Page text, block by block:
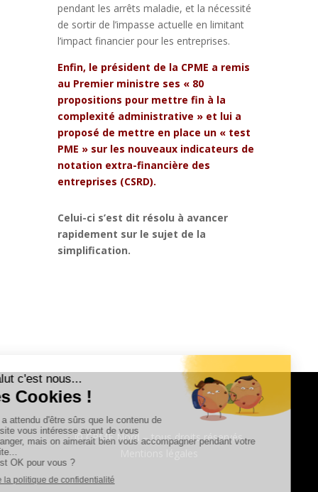
pendant les arrêts maladie, et la nécessité
de sortir de l’impasse actuelle en limitant
l’impact financier pour les entreprises.
Enfin, le président de la CPME a remis
au Premier ministre ses « 80
propositions pour mettre fin à la
complexité administrative » et lui a
proposé de mettre en place un « test
PME » sur les nouveaux indicateurs de
notation extra-financière des
entreprises (CSRD).
Celui-ci s’est dit résolu à avancer
rapidement sur le sujet de la
simplification.
© CPME Nord – tous droits réservés